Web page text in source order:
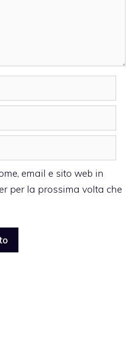
email e sito web in
per la prossima volta che